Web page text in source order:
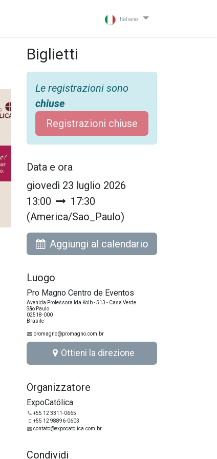
Italiano
Biglietti
Le registrazioni sono
chiuse
Registrazioni chiuse
Data e ora
giovedì 23 luglio 2026
13:00
17:30
(America/Sao_Paulo)
Aggiungi al calendario
Luogo
Pro Magno Centro de Eventos
Avenida Professora Ida Kolb - 513 - Casa Verde
São Paulo
02518-000
Brasile
promagno@promagno.com.br
Ottieni la direzione
Organizzatore
ExpoCatólica
+55 12 3311-0665
+55 12 98896-0603
contato@expocatolica.com.br
Condividi